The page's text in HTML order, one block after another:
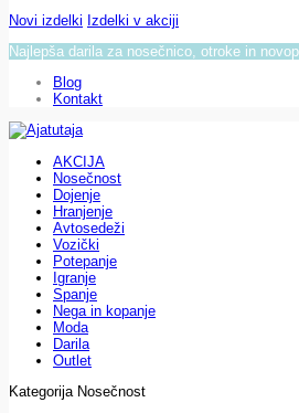
Novi izdelki Izdelki v akciji
Najlepša darila za nosečnico, otroke in
Blog
Kontakt
AKCIJA
Nosečnost
Dojenje
Hranjenje
Avtosedeži
Vozički
Potepanje
Igranje
Spanje
Nega in kopanje
Moda
Darila
Outlet
Kategorija Nosečnost